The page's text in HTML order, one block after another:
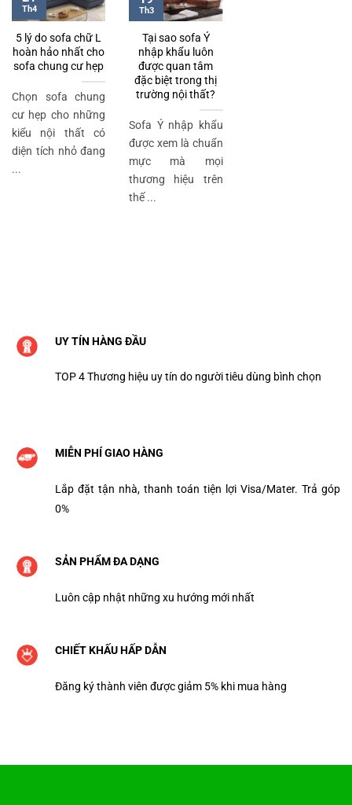
5 lý do sofa chữ L
hoàn hảo nhất cho
sofa chung cư hẹp
Chọn sofa chung
cư hẹp cho những
kiểu nội thất có
diện tích nhỏ đang
...
Th4
Tại sao sofa Ý
nhập khẩu luôn
được quan tâm
đặc biệt trong thị
trường nội thất?
Sofa Ý nhập khẩu
được xem là chuẩn
mực mà mọi
thương hiệu trên
thế ...
Th3
UY TÍN HÀNG ĐẦU
TOP 4 Thương hiệu uy tín do người tiêu dùng bình chọn
MIỄN PHÍ GIAO HÀNG
Lắp đặt tận nhà, thanh toán tiện lợi Visa/Mater. Trả góp
0%
SẢN PHẨM ĐA DẠNG
Luôn cập nhật những xu hướng mới nhất
CHIẾT KHẤU HẤP DẪN
Đăng ký thành viên được giảm 5% khi mua hàng